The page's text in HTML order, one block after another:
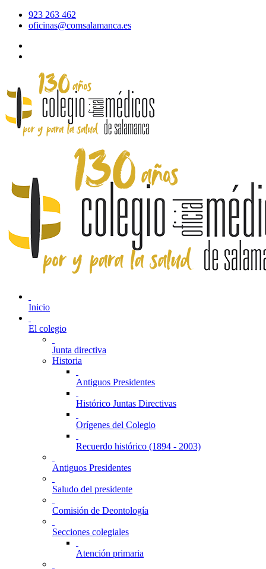
923 263 462
oficinas@comsalamanca.es
Inicio
El colegio
Junta directiva
Historia
Antiguos Presidentes
Histórico Juntas Directivas
Orígenes del Colegio
Recuerdo histórico (1894 - 2003)
Antiguos Presidentes
Saludo del presidente
Comisión de Deontología
Secciones colegiales
Atención primaria